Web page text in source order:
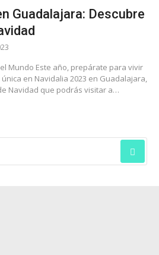
Guadalajara: Descubre
Mundo Este año, prepárate para vivir
en Navidalia 2023 en Guadalajara,
Navidad que podrás visitar a…